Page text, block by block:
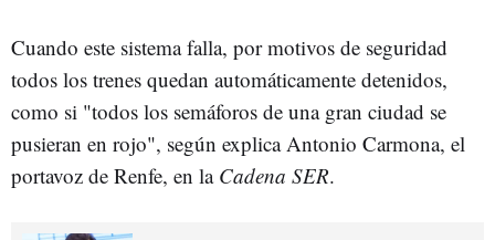
Cuando este sistema falla, por motivos de seguridad
todos los trenes quedan automáticamente detenidos,
como si "todos los semáforos de una gran ciudad se
pusieran en rojo", según explica Antonio Carmona, el
portavoz de Renfe, en la Cadena SER.